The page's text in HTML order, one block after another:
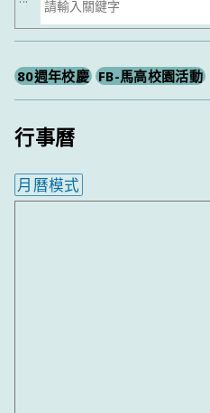
尋
80週年校慶 FB-馬高校園活動
行事曆
月曆模式